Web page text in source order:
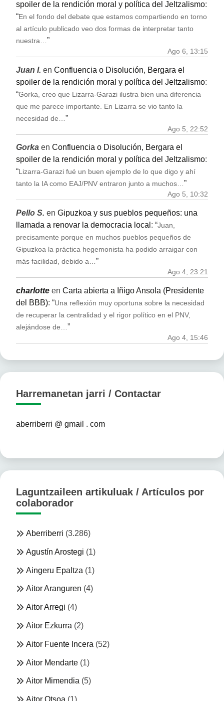
spoiler de la rendición moral y política del Jeltzalismo:
“En el fondo del debate que estamos compartiendo en torno
al artículo publicado veo dos formas de interpretar tanto
nuestra… ”
Ago 6, 13:15
Juan I. en Confluencia o Disolución, Bergara el
spoiler de la rendición moral y política del Jeltzalismo:
“Gorka, creo que Lizarra-Garazi ilustra bien una diferencia
que me parece importante. En Lizarra se vio tanto la
necesidad de… ”
Ago 5, 22:52
Gorka en Confluencia o Disolución, Bergara el
spoiler de la rendición moral y política del Jeltzalismo:
“Lizarra-Garazi fué un buen ejemplo de lo que digo y ahí
tanto la IA como EAJ/PNV entraron junto a muchos…”
Ago 5, 10:32
Pello S. en Gipuzkoa y sus pueblos pequeños: una
llamada a renovar la democracia local : “Juan,
precisamente porque en muchos pueblos pequeños de
Gipuzkoa la práctica hegemonista ha podido arraigar con
más facilidad, debido a…”
Ago 4, 23:21
charlotte en Carta abierta a Iñigo Ansola (Presidente
del BBB): “Una reflexión muy oportuna sobre la necesidad
de recuperar la centralidad y el rigor político en el PNV,
alejándose de… ”
Ago 4, 15:46
Harremanetan jarri / Contactar
aberriberri @ gmail . com
Laguntzaileen artikuluak / Artículos por
colaborador
Aberriberri (3.286)
Agustín Arostegi (1)
Aingeru Epaltza (1)
Aitor Aranguren (4)
Aitor Arregi (4)
Aitor Ezkurra (2)
Aitor Fuente Incera (52)
Aitor Mendarte (1)
Aitor Mimendia (5)